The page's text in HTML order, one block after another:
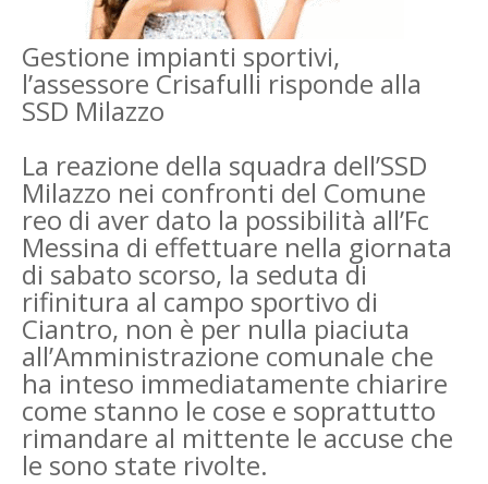
Gestione impianti sportivi,
l’assessore Crisafulli risponde alla
SSD Milazzo
La reazione della squadra dell’SSD
Milazzo nei confronti del Comune
reo di aver dato la possibilità all’Fc
Messina di effettuare nella giornata
di sabato scorso, la seduta di
rifinitura al campo sportivo di
Ciantro, non è per nulla piaciuta
all’Amministrazione comunale che
ha inteso immediatamente chiarire
come stanno le cose e soprattutto
rimandare al mittente le accuse che
le sono state rivolte.